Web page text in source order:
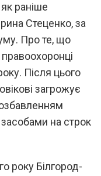
раніше
Стеценко, за
Про те, що
правоохоронці
Після цього
загрожує
на строк
року Білгород-